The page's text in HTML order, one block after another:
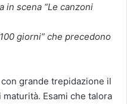
in scena “Le canzoni
giorni” che precedono
grande trepidazione il
Esami che talora